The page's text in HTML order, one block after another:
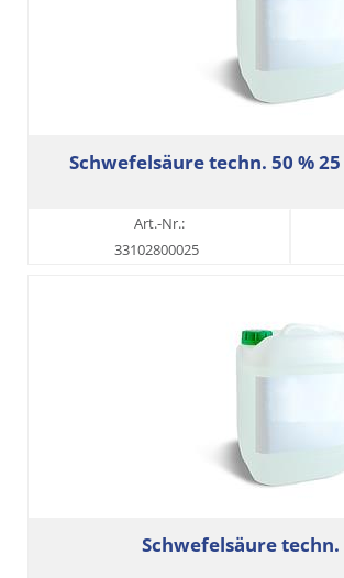
Schwefelsäure techn. 50 %
Art.-Nr.:
33102800025
Schwefelsäure techn.